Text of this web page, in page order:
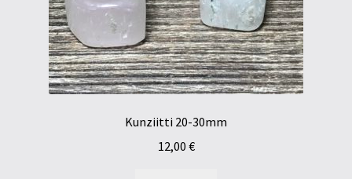
Kunziitti 20-30mm
12,00 €